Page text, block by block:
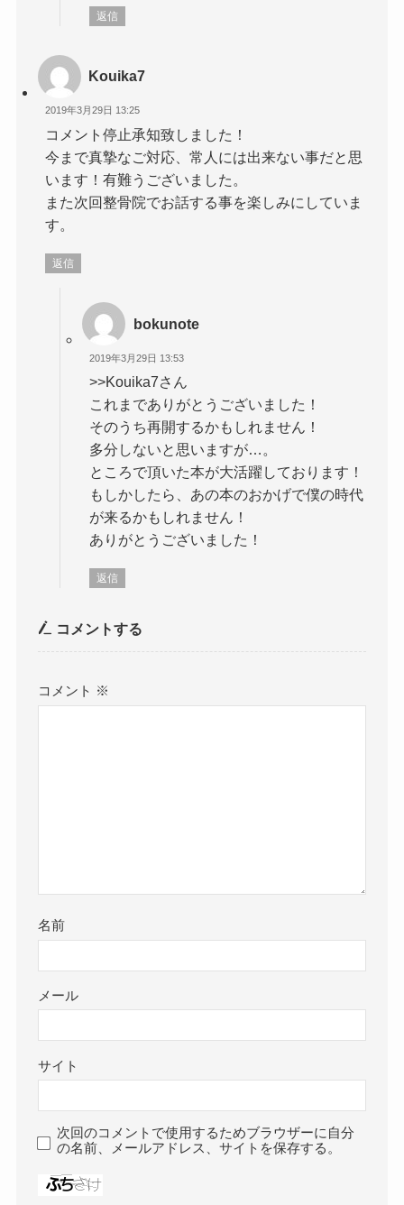
返信
Kouika7
2019年3月29日 13:25
コメント停止承知致しました！
今まで真摯なご対応、常人には出来ない事だと思
います！有難うございました。
また次回整骨院でお話する事を楽しみにしていま
す。
返信
bokunote
2019年3月29日 13:53
>>Kouika7さん
これまでありがとうございました！
そのうち再開するかもしれません！
多分しないと思いますが…。
ところで頂いた本が大活躍しております！
もしかしたら、あの本のおかげで僕の時代
が来るかもしれません！
ありがとうございました！
返信
コメントする
コメント ※
名前
メール
サイト
次回のコメントで使用するためブラウザーに自分
の名前、メールアドレス、サイトを保存する。